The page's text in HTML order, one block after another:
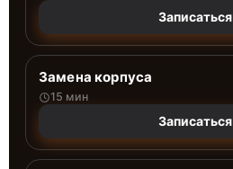
Записаться
Замена корпуса
15 мин
Записаться